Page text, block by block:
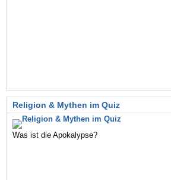
Religion & Mythen im Quiz
Was ist die Apokalypse?